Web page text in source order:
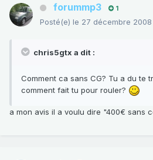
forummp3 1
Posté(e) le 27 décembre 2008
chris5gtx a dit :
Comment ca sans CG? Tu a du te
comment fait tu pour rouler?
a mon avis il a voulu dire "400€ sans